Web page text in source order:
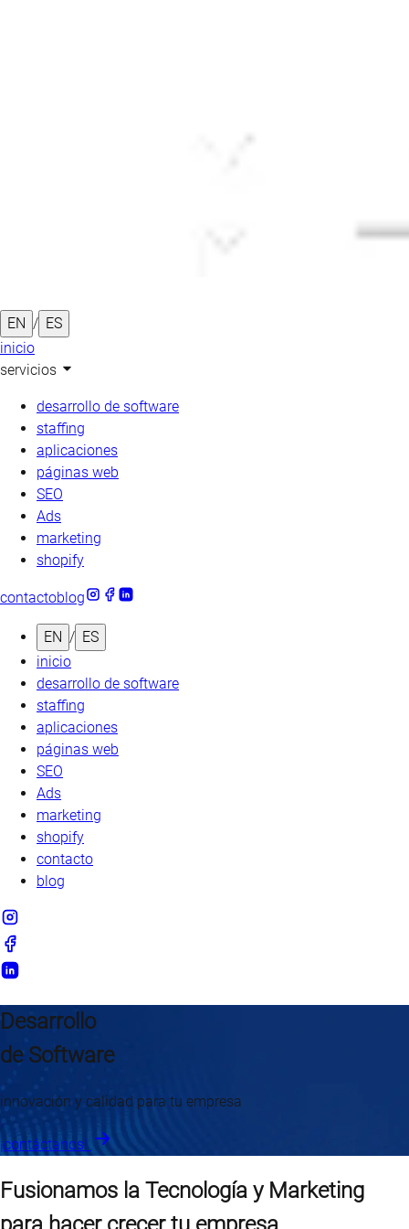
EN / ES
inicio
servicios
desarrollo de software
staffing
aplicaciones
páginas web
SEO
Ads
marketing
shopify
contactoblog
EN / ES
inicio
desarrollo de software
staffing
aplicaciones
páginas web
SEO
Ads
marketing
shopify
contacto
blog
Desarrollo
de Software
innovación y calidad para tu empresa
¡contáctanos!
Fusionamos la Tecnología y Marketing